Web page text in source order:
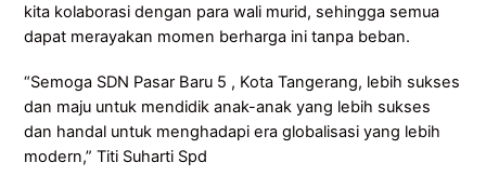
kita kolaborasi dengan para wali murid, sehingga semua
dapat merayakan momen berharga ini tanpa beban.
“Semoga SDN Pasar Baru 5 , Kota Tangerang, lebih sukses
dan maju untuk mendidik anak-anak yang lebih sukses
dan handal untuk menghadapi era globalisasi yang lebih
modern,” Titi Suharti Spd